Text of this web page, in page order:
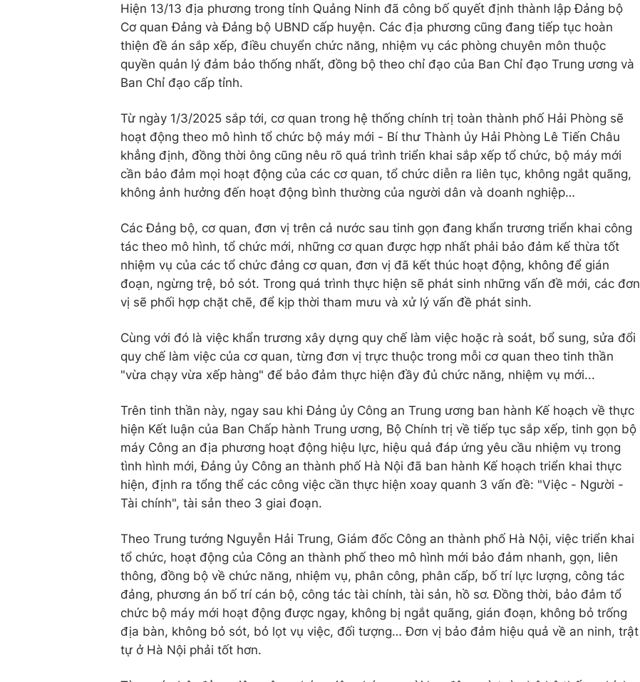
Hiện 13/13 địa phương trong tỉnh Quảng Ninh đã công bố quyết định thành lập Đảng bộ
Cơ quan Đảng và Đảng bộ UBND cấp huyện. Các địa phương cũng đang tiếp tục hoàn
thiện đề án sắp xếp, điều chuyển chức năng, nhiệm vụ các phòng chuyên môn thuộc
quyền quản lý đảm bảo thống nhất, đồng bộ theo chỉ đạo của Ban Chỉ đạo Trung ương và
Ban Chỉ đạo cấp tỉnh.
Từ ngày 1/3/2025 sắp tới, cơ quan trong hệ thống chính trị toàn thành phố Hải Phòng sẽ
hoạt động theo mô hình tổ chức bộ máy mới - Bí thư Thành ủy Hải Phòng Lê Tiến Châu
khẳng định, đồng thời ông cũng nêu rõ quá trình triển khai sắp xếp tổ chức, bộ máy mới
cần bảo đảm mọi hoạt động của các cơ quan, tổ chức diễn ra liên tục, không ngắt quãng,
không ảnh hưởng đến hoạt động bình thường của người dân và doanh nghiệp…
Các Đảng bộ, cơ quan, đơn vị trên cả nước sau tinh gọn đang khẩn trương triển khai công
tác theo mô hình, tổ chức mới, những cơ quan được hợp nhất phải bảo đảm kế thừa tốt
nhiệm vụ của các tổ chức đảng cơ quan, đơn vị đã kết thúc hoạt động, không để gián
đoạn, ngừng trệ, bỏ sót. Trong quá trình thực hiện sẽ phát sinh những vấn đề mới, các đơn
vị sẽ phối hợp chặt chẽ, để kịp thời tham mưu và xử lý vấn đề phát sinh.
Cùng với đó là việc khẩn trương xây dựng quy chế làm việc hoặc rà soát, bổ sung, sửa đổi
quy chế làm việc của cơ quan, từng đơn vị trực thuộc trong mỗi cơ quan theo tinh thần
"vừa chạy vừa xếp hàng" để bảo đảm thực hiện đầy đủ chức năng, nhiệm vụ mới...
Trên tinh thần này, ngay sau khi Đảng ủy Công an Trung ương ban hành Kế hoạch về thực
hiện Kết luận của Ban Chấp hành Trung ương, Bộ Chính trị về tiếp tục sắp xếp, tinh gọn bộ
máy Công an địa phương hoạt động hiệu lực, hiệu quả đáp ứng yêu cầu nhiệm vụ trong
tình hình mới, Đảng ủy Công an thành phố Hà Nội đã ban hành Kế hoạch triển khai thực
hiện, định ra tổng thể các công việc cần thực hiện xoay quanh 3 vấn đề: "Việc - Người -
Tài chính", tài sản theo 3 giai đoạn.
Theo Trung tướng Nguyễn Hải Trung, Giám đốc Công an thành phố Hà Nội, việc triển khai
tổ chức, hoạt động của Công an thành phố theo mô hình mới bảo đảm nhanh, gọn, liên
thông, đồng bộ về chức năng, nhiệm vụ, phân công, phân cấp, bố trí lực lượng, công tác
đảng, phương án bố trí cán bộ, công tác tài chính, tài sản, hồ sơ. Đồng thời, bảo đảm tổ
chức bộ máy mới hoạt động được ngay, không bị ngắt quãng, gián đoạn, không bỏ trống
địa bàn, không bỏ sót, bỏ lọt vụ việc, đối tượng… Đơn vị bảo đảm hiệu quả về an ninh, trật
tự ở Hà Nội phải tốt hơn.